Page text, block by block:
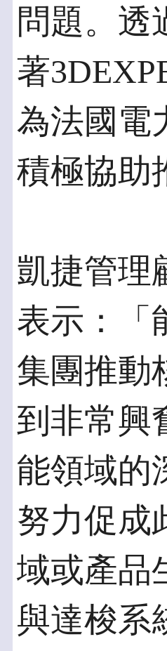
問題。透
著
為法國電
積極協助
凱捷管理
表示：「
集團推動
到非常興
能領域的
努力促成
域或產品
與達梭系